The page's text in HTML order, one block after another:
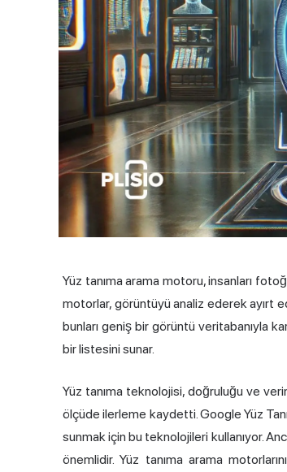
Yüz tanıma arama motoru, insanları
motorlar, görüntüyü analiz ederek ayırt
bunları geniş bir görüntü veritabanıyla
bir listesini sunar.
Yüz tanıma teknolojisi, doğruluğu ve
ölçüde ilerleme kaydetti. Google Yüz
sunmak için bu teknolojileri kullanıyor.
önemlidir. Yüz tanıma arama